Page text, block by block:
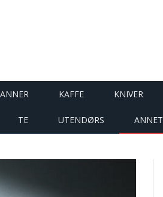
KAFFE KNIVER
TE UTENDØRS ANNET